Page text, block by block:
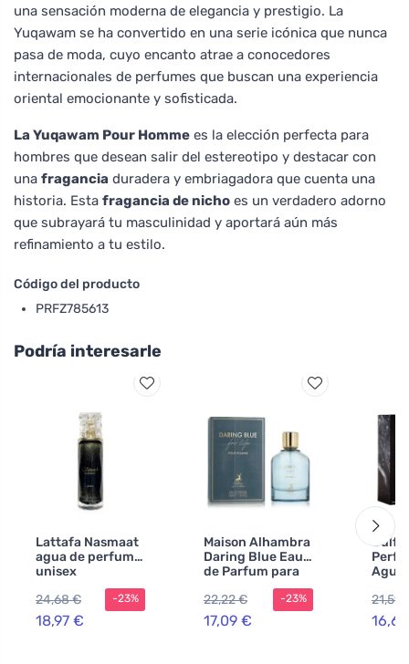
una sensación moderna de elegancia y prestigio. La
Yuqawam se ha convertido en una serie icónica que nunca
pasa de moda, cuyo encanto atrae a conocedores
internacionales de perfumes que buscan una experiencia
oriental emocionante y sofisticada.
La Yuqawam Pour Homme es la elección perfecta para
hombres que desean salir del estereotipo y destacar con
una fragancia duradera y embriagadora que cuenta una
historia. Esta fragancia de nicho es un verdadero adorno
que subrayará tu masculinidad y aportará aún más
refinamiento a tu estilo.
Código del producto
PRFZ785613
Podría interesarle
Lattafa Nasmaat
agua de perfume
unisex
24,68 €
18,97 €
-23%
Maison Alhambra
Daring Blue Eau
de Parfum para
22,22 €
17,09 €
-23%
Gulf
Agua
21,59